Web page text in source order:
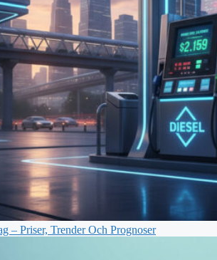
– Priser, Trender Och Prognoser